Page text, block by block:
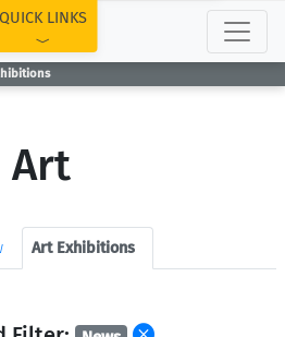
QUICK LINKS
Art
Art Exhibitions